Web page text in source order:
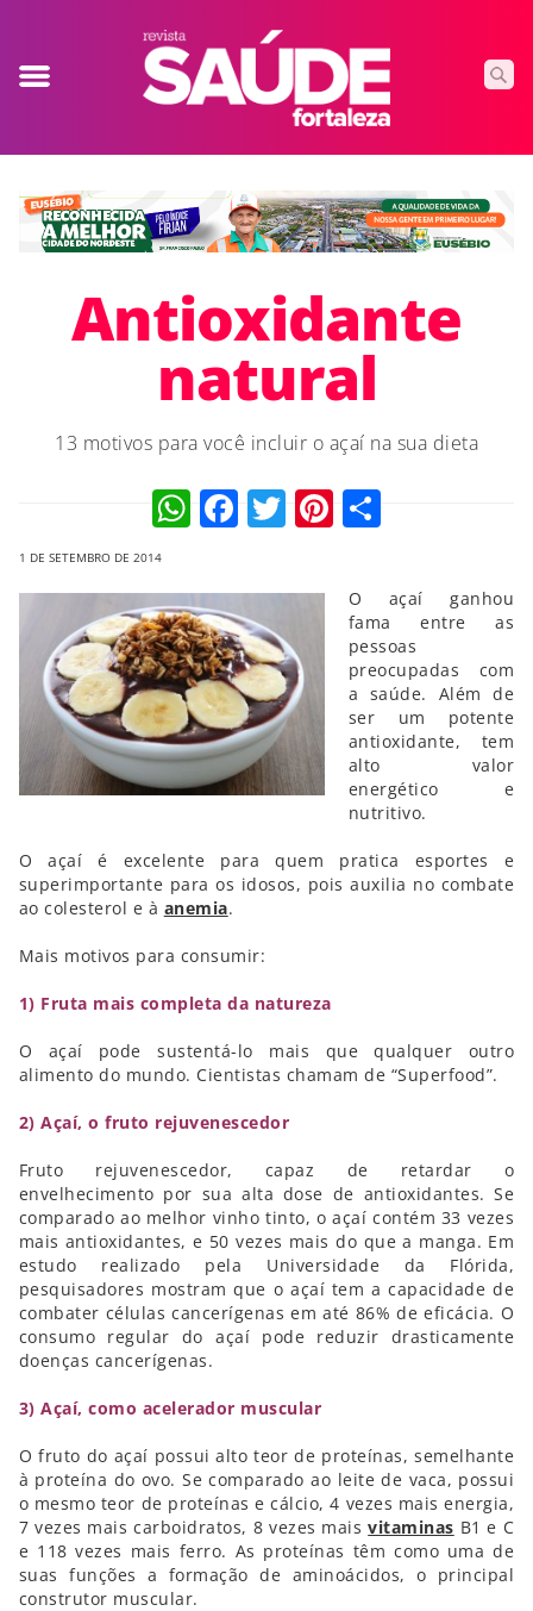
Antioxidante
natural
13 motivos para você incluir o açaí na sua dieta
WhatsApp
Facebook
TwitterPinterest
1 DE SETEMBRO DE 2014
O açaí ganhou
fama entre as
pessoas
preocupadas com
a saúde. Além de
ser um potente
antioxidante, tem
alto valor
energético e
nutritivo.
O açaí é excelente para quem pratica esportes e
superimportante para os idosos, pois auxilia no combate
ao colesterol e à anemia.
Mais motivos para consumir:
1) Fruta mais completa da natureza
O açaí pode sustentá-lo mais que qualquer outro
alimento do mundo. Cientistas chamam de “Superfood”.
2) Açaí, o fruto rejuvenescedor
Fruto rejuvenescedor, capaz de retardar o
envelhecimento por sua alta dose de antioxidantes. Se
comparado ao melhor vinho tinto, o açaí contém 33 vezes
mais antioxidantes, e 50 vezes mais do que a manga. Em
estudo realizado pela Universidade da Flórida,
pesquisadores mostram que o açaí tem a capacidade de
combater células cancerígenas em até 86% de eficácia. O
consumo regular do açaí pode reduzir drasticamente
doenças cancerígenas.
3) Açaí, como acelerador muscular
O fruto do açaí possui alto teor de proteínas, semelhante
à proteína do ovo. Se comparado ao leite de vaca, possui
o mesmo teor de proteínas e cálcio, 4 vezes mais energia,
7 vezes mais carboidratos, 8 vezes maisvitaminas B1 e C
e 118 vezes mais ferro. As proteínas têm como uma de
suas funções a formação de aminoácidos, o principal
construtor muscular.